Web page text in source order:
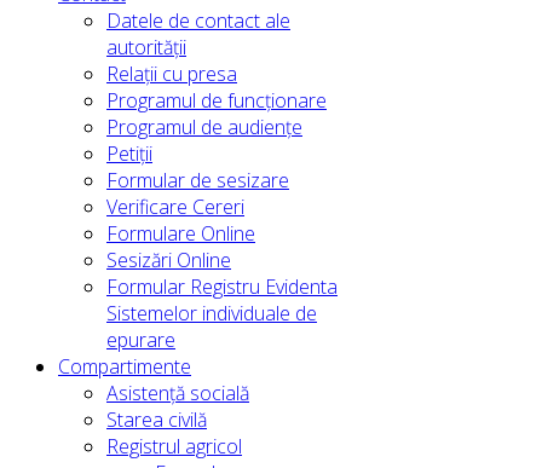
Datele de contact ale
autorității
Relații cu presa
Programul de funcționare
Programul de audiențe
Petiții
Formular de sesizare
Verificare Cereri
Formulare Online
Sesizări Online
Formular Registru Evidenta
Sistemelor individuale de
epurare
Compartimente
Asistență socială
Starea civilă
Registrul agricol